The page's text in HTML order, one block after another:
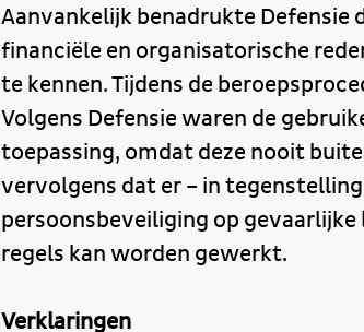
Aanvankelijk benadrukte Defensie
financiële en organisatorische
te kennen. Tijdens de
Volgens Defensie waren de
toepassing, omdat deze nooit
vervolgens dat er – in
persoonsbeveiliging op
regels kan worden gewerkt.
Verklaringen